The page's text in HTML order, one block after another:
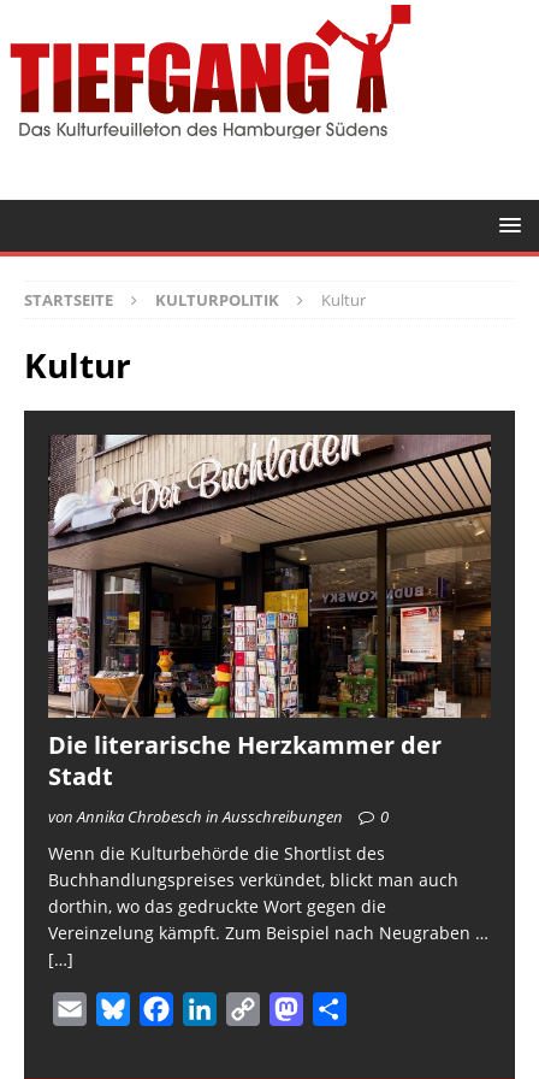
STARTSEITE KULTURPOLITIK Kultur
Kultur
Die literarische Herzkammer der
Stadt
von Annika Chrobesch in Ausschreibungen 0
Wenn die Kulturbehörde die Shortlist des
Buchhandlungspreises verkündet, blickt man auch
dorthin, wo das gedruckte Wort gegen die
Vereinzelung kämpft. Zum Beispiel nach Neugraben …
[…]
M